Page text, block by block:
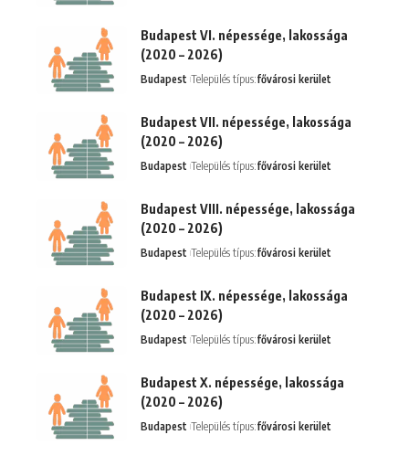
Budapest VI. népessége, lakossága
(2020 – 2026)
Budapest Település típus:fővárosi kerület
Budapest VII. népessége, lakossága
(2020 – 2026)
Budapest Település típus:fővárosi kerület
Budapest VIII. népessége, lakossága
(2020 – 2026)
Budapest Település típus:fővárosi kerület
Budapest IX. népessége, lakossága
(2020 – 2026)
Budapest Település típus:fővárosi kerület
Budapest X. népessége, lakossága
(2020 – 2026)
Budapest Település típus:fővárosi kerület